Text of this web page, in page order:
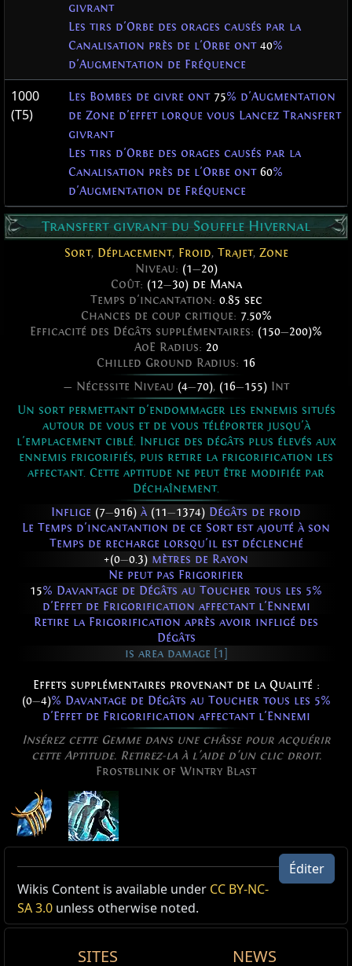
givrant
Les tirs d'Orbe des orages causés par la
Canalisation près de l'Orbe ont 40%
d'Augmentation de Fréquence
1000
(T5)
Les Bombes de givre ont 75% d'Augmentation
de Zone d'effet lorque vous Lancez Transfert
givrant
Les tirs d'Orbe des orages causés par la
Canalisation près de l'Orbe ont 60%
d'Augmentation de Fréquence
Transfert givrant du Souffle Hivernal
Sort, Déplacement, Froid, Trajet, Zone
Niveau: (1—20)
Coût: (12—30) de Mana
Temps d'incantation: 0.85 sec
Chances de coup critique: 7.50%
Efficacité des Dégâts supplémentaires: (150—200)%
AoE Radius: 20
Chilled Ground Radius: 16
— Nécessite Niveau (4—70), (16—155)Int
Un sort permettant d'endommager les ennemis situés
autour de vous et de vous téléporter jusqu'à
l'emplacement ciblé. Inflige des dégâts plus élevés aux
ennemis frigorifiés, puis retire la frigorification les
affectant. Cette aptitude ne peut être modifiée par
Déchaînement.
Inflige (7—916) à (11—1374) Dégâts de froid
Le Temps d'incantantion de ce Sort est ajouté à son
Temps de recharge lorsqu'il est déclenché
+(0—0.3) mètres de Rayon
Ne peut pas Frigorifier
15% Davantage de Dégâts au Toucher tous les 5%
d'Effet de Frigorification affectant l'Ennemi
Retire la Frigorification après avoir infligé des
Dégâts
is area damage [1]
Effets supplémentaires provenant de la Qualité :
(0—4)% Davantage de Dégâts au Toucher tous les 5%
d'Effet de Frigorification affectant l'Ennemi
Insérez cette Gemme dans une châsse pour acquérir
cette Aptitude. Retirez-la à l'aide d'un clic droit.
Frostblink of Wintry Blast
Active Type: Spell, Movement, Triggerable, Cold,
Travel, Area, Triggerable, Damage, Totemable,
Trappable, Mineable, Multicastable,
Transfert givrant du Souffle Hivernal
Niveau:(1—40)
Coût:
44) de Mana
Efficacité des Dégâts supplémentaires: (150
Éditer
Wikis Content is available under CC BY-NC-
SA 3.0 unless otherwise noted.
SITES NEWS